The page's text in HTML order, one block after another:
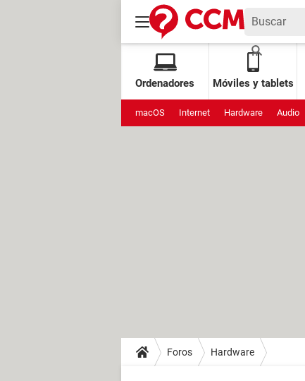
Ordenadores Móviles y tablets
macOS Internet Hardware Audio
Foros Hardware